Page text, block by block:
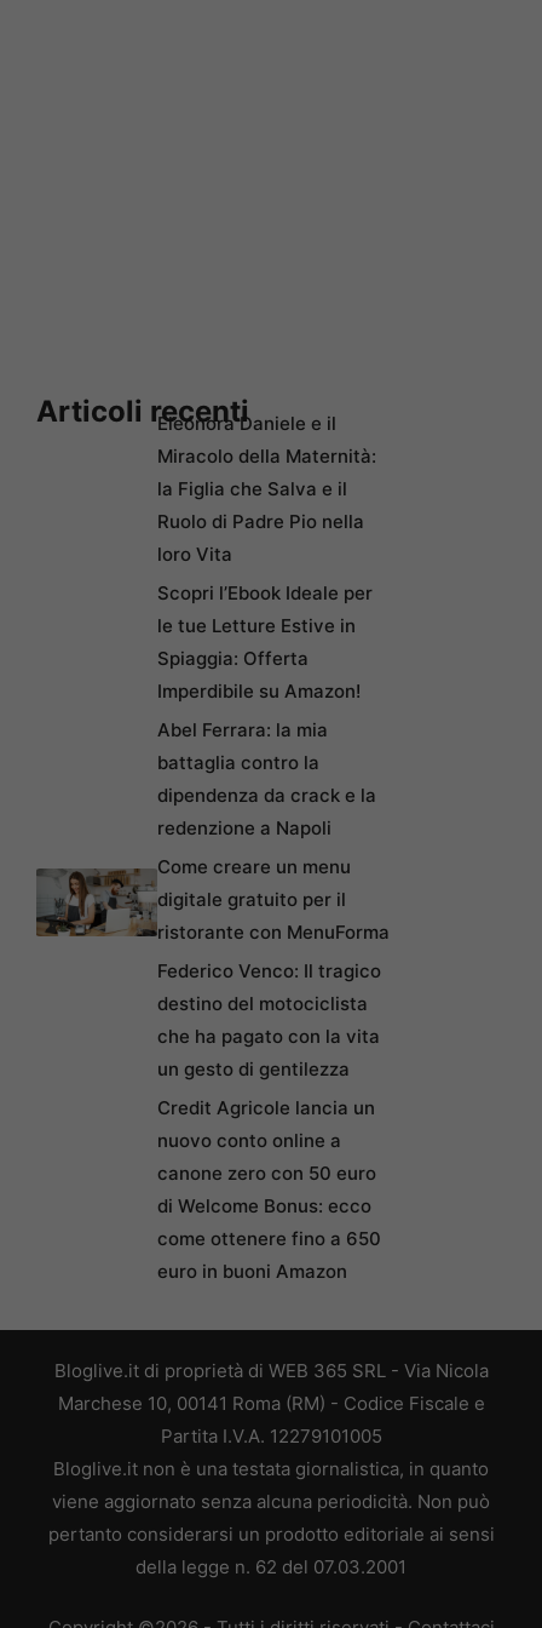
Articoli recentiEleonora Daniele e il
Miracolo della Maternità:
la Figlia che Salva e il
Ruolo di Padre Pio nella
loro Vita
Scopri l’Ebook Ideale per
le tue Letture Estive in
Spiaggia: Offerta
Imperdibile su Amazon!
Abel Ferrara: la mia
battaglia contro la
dipendenza da crack e la
redenzione a Napoli
Come creare un menu
digitale gratuito per il
ristorante con MenuForma
Federico Venco: Il tragico
destino del motociclista
che ha pagato con la vita
un gesto di gentilezza
Credit Agricole lancia un
nuovo conto online a
canone zero con 50 euro
di Welcome Bonus: ecco
come ottenere fino a 650
euro in buoni Amazon
Bloglive.it di proprietà di WEB 365 SRL - Via Nicola
Marchese 10, 00141 Roma (RM) - Codice Fiscale e
Partita I.V.A. 12279101005
Bloglive.it non è una testata giornalistica, in quanto
viene aggiornato senza alcuna periodicità. Non può
pertanto considerarsi un prodotto editoriale ai sensi
della legge n. 62 del 07.03.2001